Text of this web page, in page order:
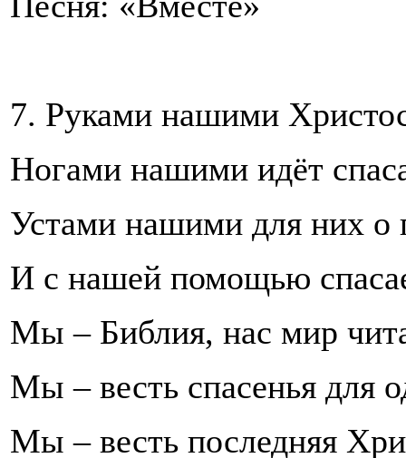
7. Руками нашими
Ногами нашими идёт
Устами нашими для них о
И с нашей помощью
Мы – Библия, нас мир
Мы – весть спасенья для
Мы – весть последняя